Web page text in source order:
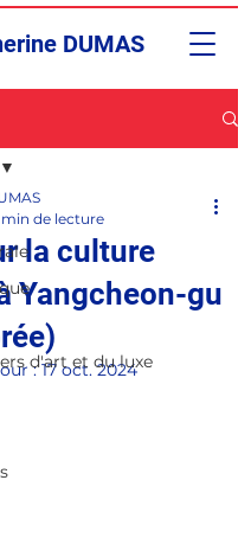
DUMAS
d'art et du luxe
la culture
Yangcheon-gu
min de lecture
:17 oct. 2024